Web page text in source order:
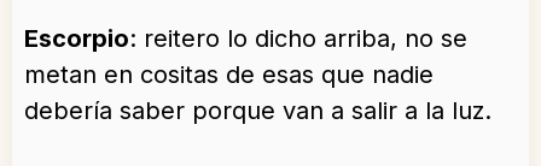
Escorpio: reitero lo dicho arriba, no se
metan en cositas de esas que nadie
debería saber porque van a salir a la luz.